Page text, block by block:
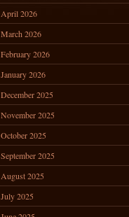
April 2026
March 2026
February 2026
January 2026
December 2025
November 2025
October 2025
September 2025
August 2025
July 2025